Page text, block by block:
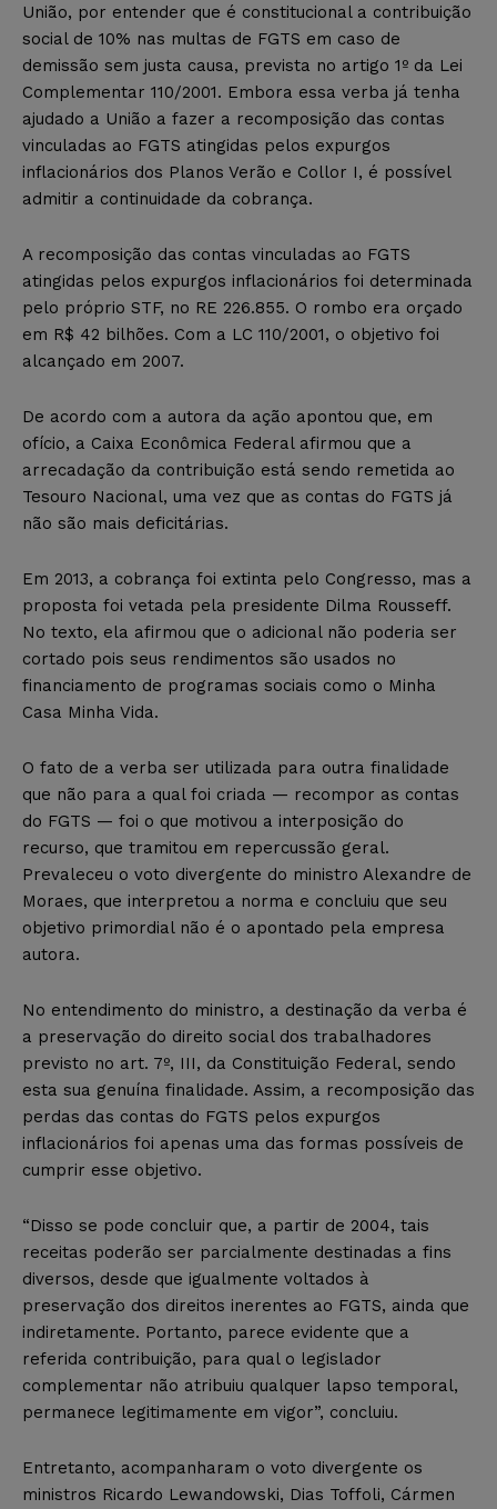
União, por entender que é constitucional a contribuição
social de 10% nas multas de FGTS em caso de
demissão sem justa causa, prevista no artigo 1º da Lei
Complementar 110/2001. Embora essa verba já tenha
ajudado a União a fazer a recomposição das contas
vinculadas ao FGTS atingidas pelos expurgos
inflacionários dos Planos Verão e Collor I, é possível
admitir a continuidade da cobrança.
A recomposição das contas vinculadas ao FGTS
atingidas pelos expurgos inflacionários foi determinada
pelo próprio STF, no RE 226.855. O rombo era orçado
em R$ 42 bilhões. Com a LC 110/2001, o objetivo foi
alcançado em 2007.
De acordo com a autora da ação apontou que, em
ofício, a Caixa Econômica Federal afirmou que a
arrecadação da contribuição está sendo remetida ao
Tesouro Nacional, uma vez que as contas do FGTS já
não são mais deficitárias.
Em 2013, a cobrança foi extinta pelo Congresso, mas a
proposta foi vetada pela presidente Dilma Rousseff.
No texto, ela afirmou que o adicional não poderia ser
cortado pois seus rendimentos são usados no
financiamento de programas sociais como o Minha
Casa Minha Vida.
O fato de a verba ser utilizada para outra finalidade
que não para a qual foi criada — recompor as contas
do FGTS — foi o que motivou a interposição do
recurso, que tramitou em repercussão geral.
Prevaleceu o voto divergente do ministro Alexandre de
Moraes, que interpretou a norma e concluiu que seu
objetivo primordial não é o apontado pela empresa
autora.
No entendimento do ministro, a destinação da verba é
a preservação do direito social dos trabalhadores
previsto no art. 7º, III, da Constituição Federal, sendo
esta sua genuína finalidade. Assim, a recomposição das
perdas das contas do FGTS pelos expurgos
inflacionários foi apenas uma das formas possíveis de
cumprir esse objetivo.
“Disso se pode concluir que, a partir de 2004, tais
receitas poderão ser parcialmente destinadas a fins
diversos, desde que igualmente voltados à
preservação dos direitos inerentes ao FGTS, ainda que
indiretamente. Portanto, parece evidente que a
referida contribuição, para qual o legislador
complementar não atribuiu qualquer lapso temporal,
permanece legitimamente em vigor”, concluiu.
Entretanto, acompanharam o voto divergente os
ministros Ricardo Lewandowski, Dias Toffoli, Cármen